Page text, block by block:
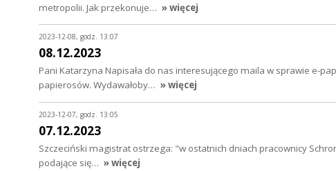
metropolii. Jak przekonuje… » więcej
2023-12-08, godz. 13:07
08.12.2023
Pani Katarzyna Napisała do nas interesującego maila w sprawie e-
papierosów. Wydawałoby… » więcej
2023-12-07, godz. 13:05
07.12.2023
Szczeciński magistrat ostrzega: "w ostatnich dniach pracownicy
podające się… » więcej